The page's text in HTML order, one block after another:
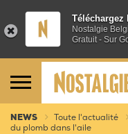
Nostalgie
Gratuit - Sur
NEWS Toute l'actualité
du plomb dans l'aile